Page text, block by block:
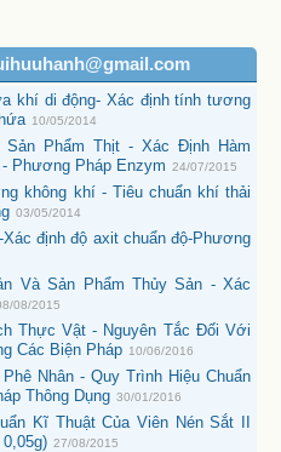
khí di động- Xác định tính tương
10/05/2014
Sản Phẩm Thịt - Xác Định Hàm
Phương Pháp Enzym 24/07/2015
không khí - Tiêu chuẩn khí thải
03/05/2014
định độ axit chuẩn độ-Phương
Và Sản Phẩm Thủy Sản - Xác
08/2015
Thực Vật - Nguyên Tắc Đối Với
Các Biện Pháp 10/06/2016
Nhân - Quy Trình Hiệu Chuẩn
Thông Dụng 30/01/2016
Kĩ Thuật Của Viên Nén Sắt II
27/08/2015